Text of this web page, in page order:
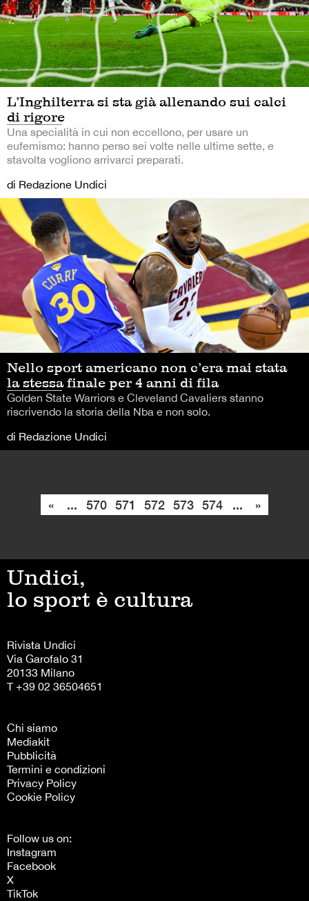
L’Inghilterra si sta già allenando sui calci
di rigore
Una specialità in cui non eccellono, per usare un
eufemismo: hanno perso sei volte nelle ultime sette, e
stavolta vogliono arrivarci preparati.
di Redazione Undici
Nello sport americano non c’era mai stata
la stessa finale per 4 anni di fila
Golden State Warriors e Cleveland Cavaliers stanno
riscrivendo la storia della Nba e non solo.
di Redazione Undici
« ... 570 571 572 573 574 ... »
Undici,
lo sport è cultura
Rivista Undici
Via Garofalo 31
20133 Milano
T +39 02 36504651
Chi siamo
Mediakit
Pubblicità
Termini e condizioni
Privacy Policy
Cookie Policy
Follow us on:
Instagram
Facebook
X
TikTok